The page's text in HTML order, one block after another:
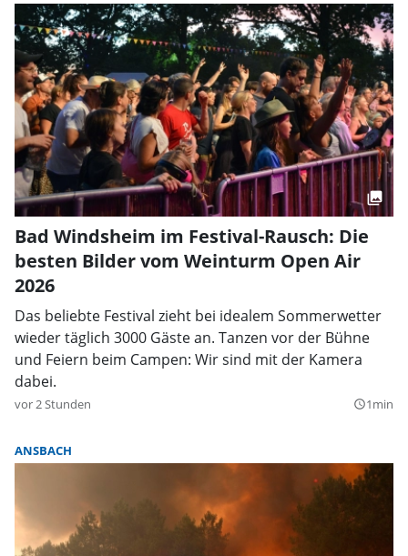
Bad Windsheim im Festival-Rausch: Die
besten Bilder vom Weinturm Open Air
2026
Das beliebte Festival zieht bei idealem Sommerwetter
wieder täglich 3000 Gäste an. Tanzen vor der Bühne
und Feiern beim Campen: Wir sind mit der Kamera
dabei.
vor 2 Stunden query_builder1min
ANSBACH